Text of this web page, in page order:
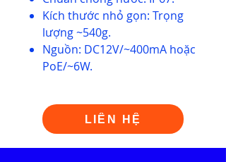
Kích thước nhỏ gọn: Trọng
lượng ~540g.
Nguồn: DC12V/~400mA hoặc
PoE/~6W.
LIÊN HỆ